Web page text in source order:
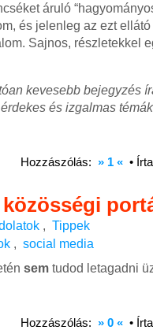
áruló
és jelenleg az ezt
Sajnos, részletekkel
kevesebb bejegyzés
és izgalmas
Hozzászólás: » 1 « •
közösségi
, Tippek
, social media
sem tudod letagadni
Hozzászólás: » 0 « •